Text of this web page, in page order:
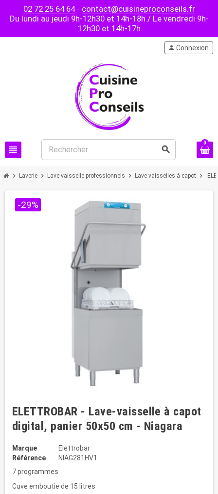
02 72 25 64 64- contact@cuisineproconseils.fr
Du lundi au jeudi 9h-12h30 et 14h-18h / Le vendredi 9h-
12h30 et 14h-17h
view_headline search
person Connexion
0
chevron_right Laverie chevron_right Lave-vaisselle professionnels chevron_right Lave-vaisselles à capot chevron_right
-29%
ELETTROBAR - Lave-vaisselle à capot
digital, panier 50x50 cm - Niagara
Marque
Elettrobar
Référence
NIAG281HV1
7 programmes
Cuve emboutie de 15 litres